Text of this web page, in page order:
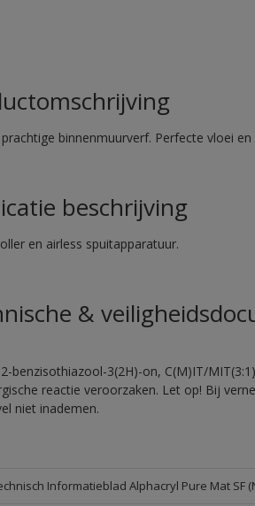
binnenmuurverf. Perfecte vloei
beschrijving
en airless spuitapparatuur.
&
benzisothiazool-3(2H)-on, C(M)IT/
reactie veroorzaken. Let op! Bij
niet inademen.
Informatieblad Alphacryl Pure Mat SF